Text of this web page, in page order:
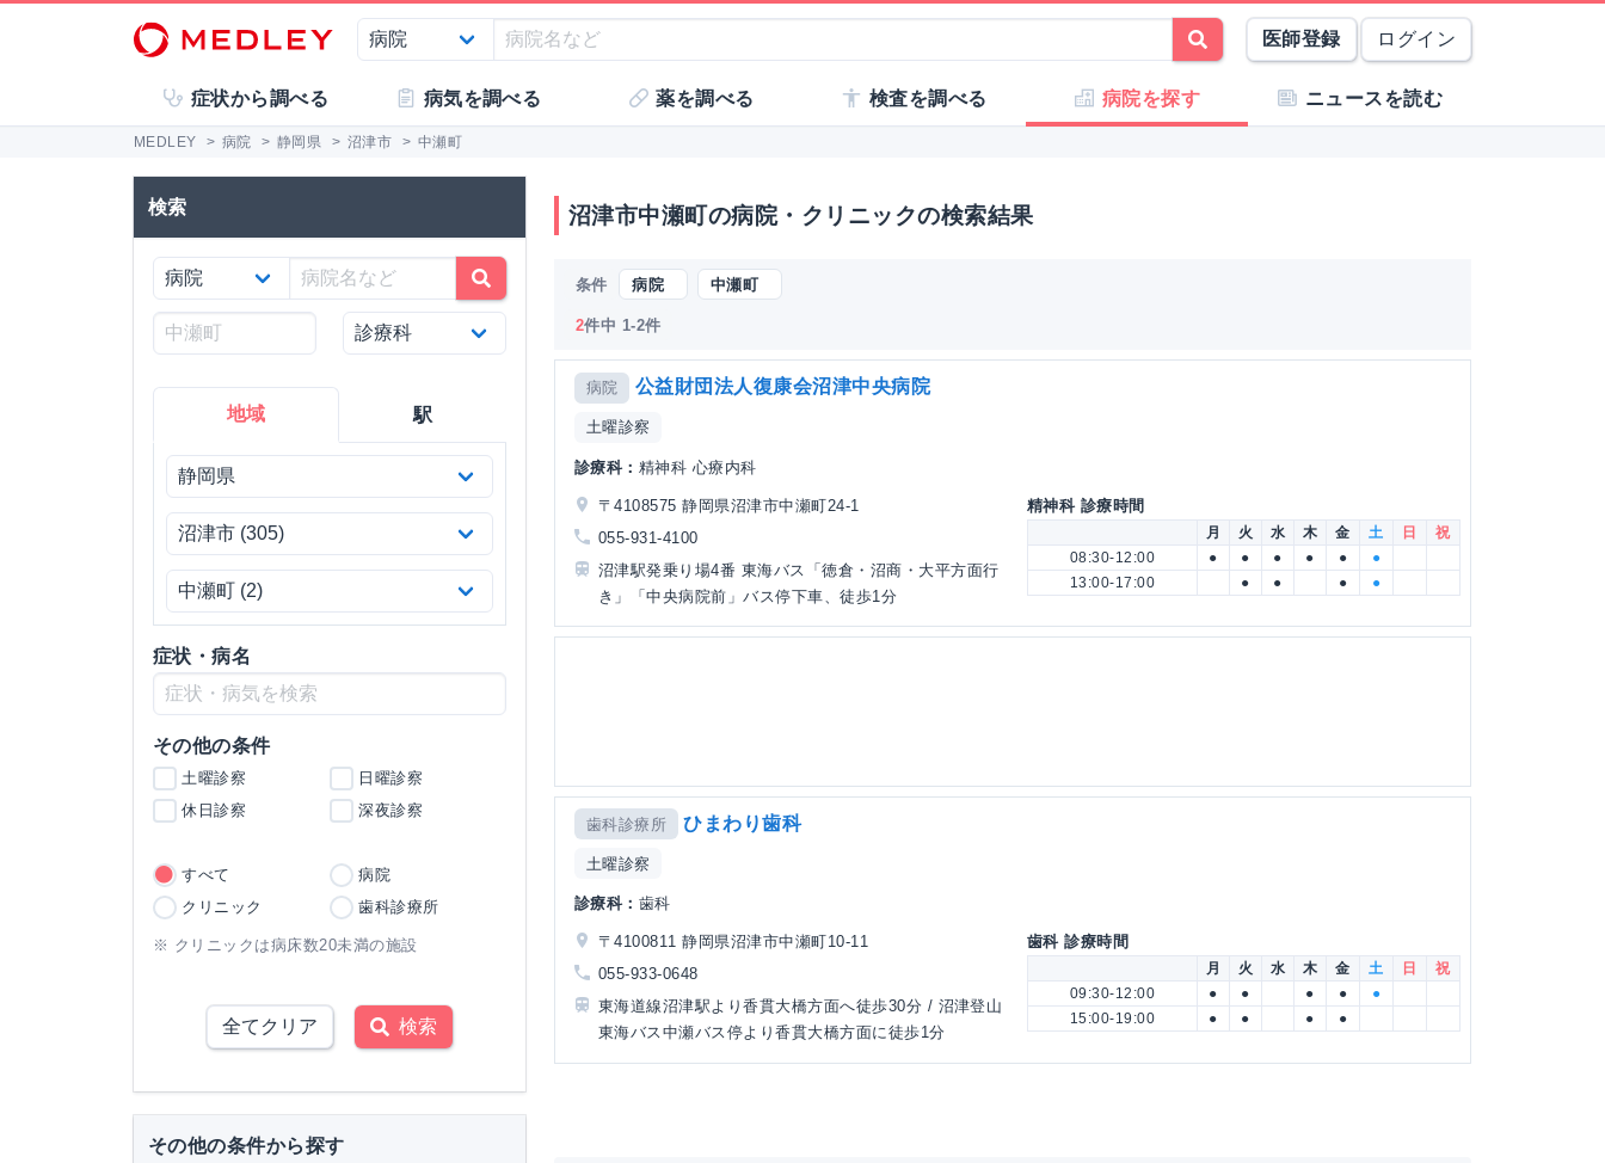
医師登録 ログイン
症状から調べる 病気を調べる 薬を調べる 検査を調べる 病院を探す ニュースを読む
MEDLEY > 病院 > 静岡県 > 沼津市 > 中瀬町
検索
地域 駅
症状・病名
その他の条件
土曜診察
日曜診察
休日診察
深夜診察
すべて
病院
クリニック
歯科診療所
※ クリニックは病床数20未満の施設
全てクリア 検索
その他の条件から探す
沼津市中瀬町の病院・クリニックの検索結果
条件 病院 中瀬町
2件中 1-2件
病院 公益財団法人復康会沼津中央病院
土曜診察
診療科： 精神科 心療内科
〒4108575 静岡県沼津市中瀬町24-1
055-931-4100
沼津駅発乗り場4番 東海バス「徳倉・沼商・大平方面行
き」「中央病院前」バス停下車、徒歩1分
精神科 診療時間
月 火 水 木 金 土 日
祝
08:30-12:00
● ● ● ● ●
●
13:00-17:00
● ● ● ●
歯科診療所 ひまわり歯科
土曜診察
診療科： 歯科
〒4100811 静岡県沼津市中瀬町10-11
055-933-0648
東海道線沼津駅より香貫大橋方面へ徒歩30分 / 沼津登山
東海バス中瀬バス停より香貫大橋方面に徒歩1分
歯科 診療時間
月 火 水 木 金 土 日
祝
09:30-12:00
● ● ● ●
●
15:00-19:00
● ● ● ●